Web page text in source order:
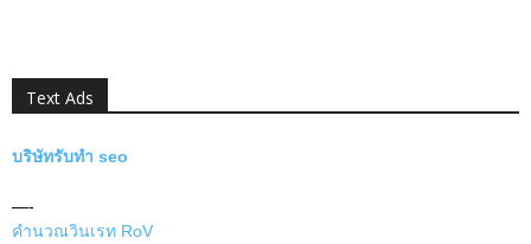
Text Ads
บริษัทรับทำ seo
—-
คำนวณวินเรท RoV